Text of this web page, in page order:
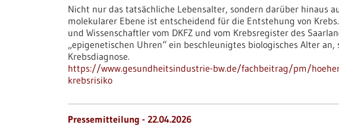
Nicht nur das tatsächliche Lebensalter, sondern darüber hinaus
molekularer Ebene ist entscheidend für die Entstehung von
und Wissenschaftler vom DKFZ und vom Krebsregister des
„epigenetischen Uhren“ ein beschleunigtes biologisches Alter
Krebsdiagnose.
https://www.gesundheitsindustrie-bw.de/fachbeitrag/pm/
krebsrisiko
Pressemitteilung - 22.04.2026